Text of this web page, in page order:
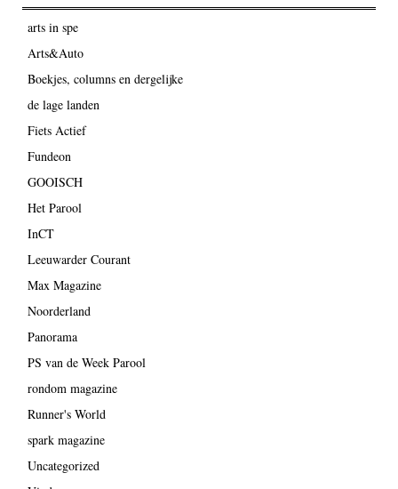
arts in spe
Arts&Auto
Boekjes, columns en dergelijke
de lage landen
Fiets Actief
Fundeon
GOOISCH
Het Parool
InCT
Leeuwarder Courant
Max Magazine
Noorderland
Panorama
PS van de Week Parool
rondom magazine
Runner's World
spark magazine
Uncategorized